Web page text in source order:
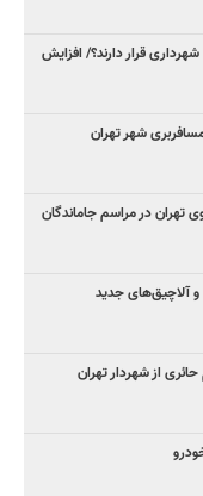
قرار دارند؟/ افزایش
با متروی تهران در مراسم جاماندگان
و آلاچیق‌های جدید
حائری از شهردار تهران